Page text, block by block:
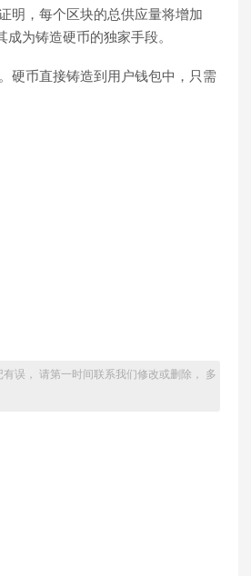
明，每个区块的总供应量将增加
为铸造硬币的独家手段。
硬币直接铸造到用户钱包中，只需
误， 请第一时间联系我们修改或删除， 多